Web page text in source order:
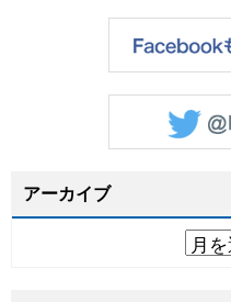
アーカイブ